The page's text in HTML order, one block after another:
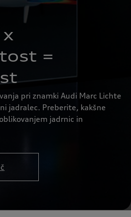
=
pri znamki Audi Marc Lichte
jadralec. Preberite, kakšne
jadrnic in